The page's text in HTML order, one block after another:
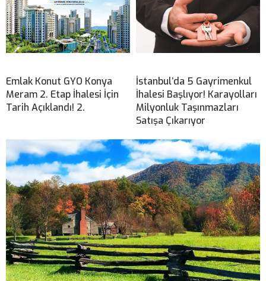
Emlak Konut GYO Konya
Meram 2. Etap İhalesi İçin
Tarih Açıklandı! 2.
İstanbul’da 5 Gayrimenkul
İhalesi Başlıyor! Karayolları
Milyonluk Taşınmazları
Satışa Çıkarıyor